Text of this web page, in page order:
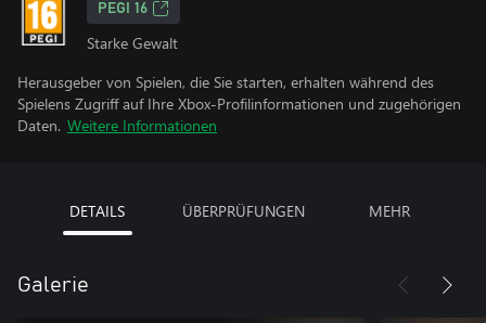
PEGI 16
Starke Gewalt
Herausgeber von Spielen, die Sie starten, erhalten während des
Spielens Zugriff auf Ihre Xbox-Profilinformationen und zugehörigen
Daten. Weitere Informationen
DETAILS ÜBERPRÜFUNGEN MEHR
Galerie